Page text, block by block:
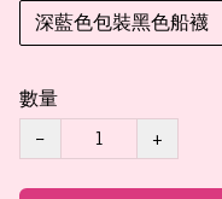
深藍色包裝黑色船襪
數量
−
+